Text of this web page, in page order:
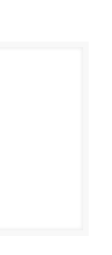
K-1200